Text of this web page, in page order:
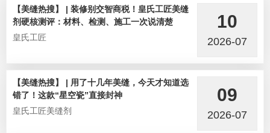
【美缝热搜】 | 装修别交智商税！皇氏工匠美缝
剂硬核测评：材料、检测、施工一次说清楚
皇氏工匠
10
2026-07
【美缝热搜】 | 用了十几年美缝，今天才知道选
错了！这款“星空瓷”直接封神
皇氏工匠美缝剂
09
2026-07